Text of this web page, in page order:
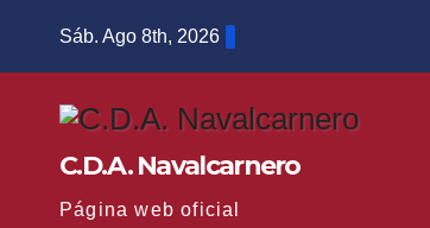
Sáb. Ago 8th, 2026
C.D.A. Navalcarnero
Página web oficial